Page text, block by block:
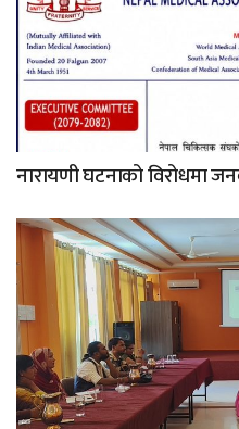
नारायणी घटनाको विरोधमा